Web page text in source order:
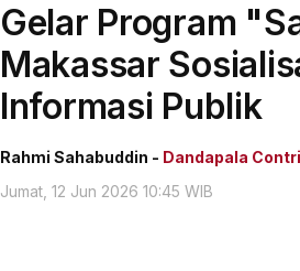
Gelar Program
Makassar
Informasi Publik
Rahmi Sahabuddin - Dandapala
Jumat, 12 Jun 2026 10:45 WIB